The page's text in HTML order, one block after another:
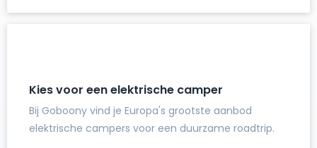
Kies voor een elektrische camper
Bij Goboony vind je Europa's grootste aanbod
elektrische campers voor een duurzame roadtrip.